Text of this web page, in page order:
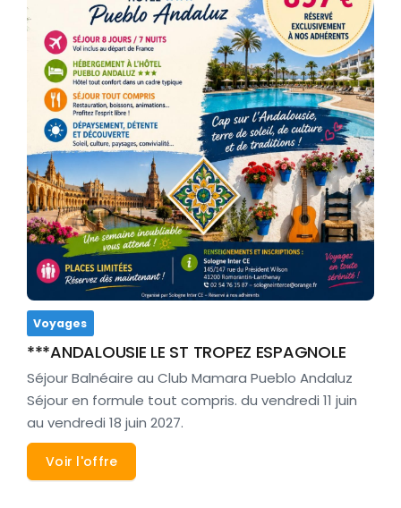
Voyages
***ANDALOUSIE LE ST TROPEZ ESPAGNOLE
Séjour Balnéaire au Club Mamara Pueblo Andaluz
Séjour en formule tout compris. du vendredi 11 juin
au vendredi 18 juin 2027.
Voir l'offre